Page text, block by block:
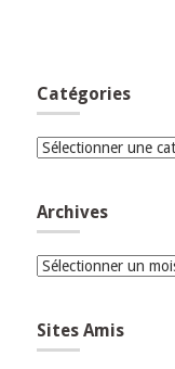
Catégories
Catégories
Archives
Archives
Sites Amis